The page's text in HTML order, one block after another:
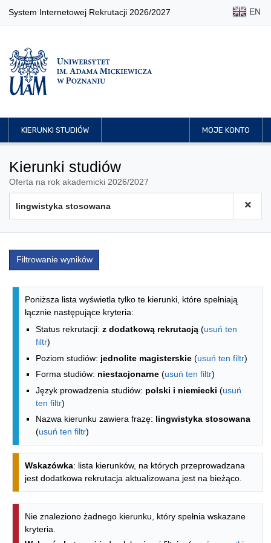
System Internetowej Rekrutacji 2026/2027 EN
KIERUNKI STUDIÓW MOJE KONTO
Kierunki studiów
Oferta na rok akademicki 2026/2027
Filtrowanie wyników
Lista kierunków - indeks alfabetyczny
Poniższa lista wyświetla tylko te kierunki, które spełniają
łącznie następujące kryteria:
Status rekrutacji: z dodatkową rekrutacją (usuń ten
filtr)
Poziom studiów: jednolite magisterskie (usuń ten filtr)
Forma studiów: niestacjonarne (usuń ten filtr)
Język prowadzenia studiów: polski i niemiecki (usuń
ten filtr)
Nazwa kierunku zawiera frazę: lingwistyka stosowana
(usuń ten filtr)
Wskazówka: lista kierunków, na których przeprowadzana
jest dodatkowa rekrutacja aktualizowana jest na bieżąco.
Nie znaleziono żadnego kierunku, który spełnia wskazane
kryteria.